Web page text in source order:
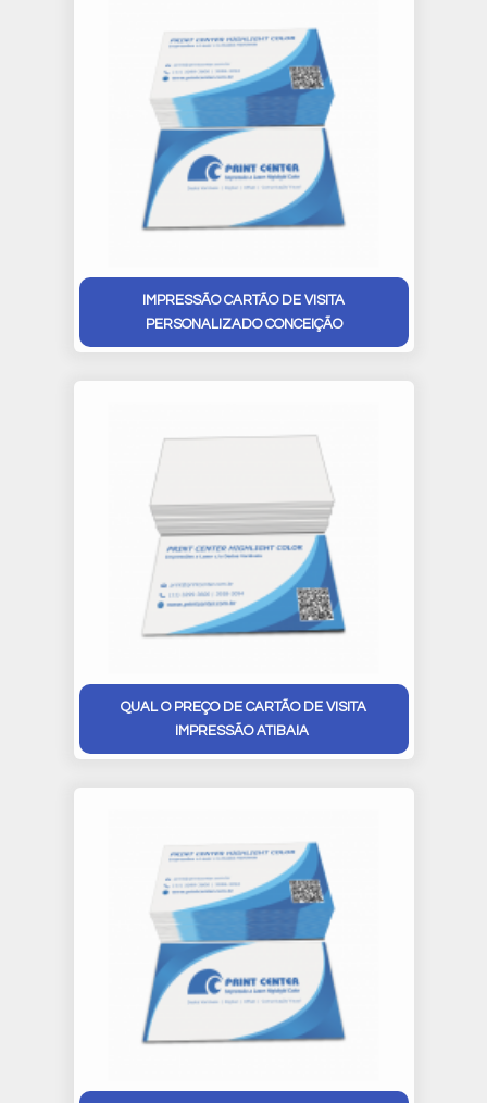
IMPRESSÃO CARTÃO DE VISITA
PERSONALIZADO CONCEIÇÃO
QUAL O PREÇO DE CARTÃO DE VISITA
IMPRESSÃO ATIBAIA